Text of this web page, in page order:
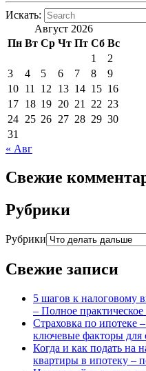
Искать:
Август 2026
Пн Вт Ср Чт Пт Сб Вс
1
2
3
4 5 6 7 8
9
10 11 12 13 14 15 16
17 18 19 20 21 22 23
24 25 26 27 28 29 30
31
« Авг
Свежие
Рубрики
Рубрики
Свежие записи
5 шагов к налоговому
– Полное практическое
Страховка по ипотеке
ключевые факторы
Когда и как подать на
квартиры в ипотеку –